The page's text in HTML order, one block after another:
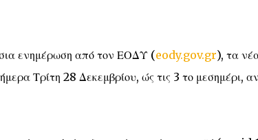
ενημέρωση από τον ΕΟΔΥ (eody.gov.gr), τα
Τρίτη 28 Δεκεμβρίου, ώς τις 3 το μεσημέρι,